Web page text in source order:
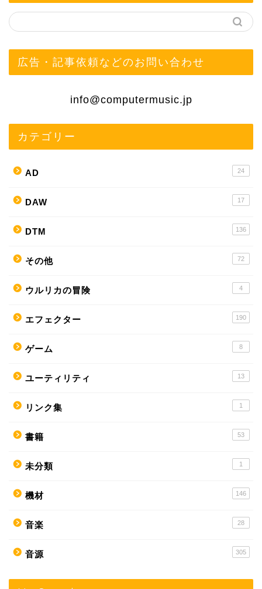
広告・記事依頼などのお問い合わせ
info@computermusic.jp
カテゴリー
AD 24
DAW 17
DTM 136
その他 72
ウルリカの冒険 4
エフェクター 190
ゲーム 8
ユーティリティ 13
リンク集 1
書籍 53
未分類 1
機材 146
音楽 28
音源 305